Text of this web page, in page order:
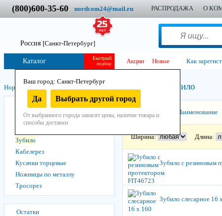
(800)600-35-60 nordcom24@mail.ru РАСПРОДАЖА О
Россия [Санкт-Петербург]
Ваш город: Санкт-Петербург
Да Выбрать другой город
От выбранного города зависят цены, наличие товара и
способы доставки
Быстрый
подбор
Каталог Акции Новое Как
Нордком Инструмент Ручной / Слесарный Зубило
Бокорезы
Болторез
Зубило
Кабелерез
Кусачки торцевые
Ножницы по металлу
Тросорез
Остатки
Наименование
Ширина: Длина:
Зубило с резиновым
Зубило слесарное 16